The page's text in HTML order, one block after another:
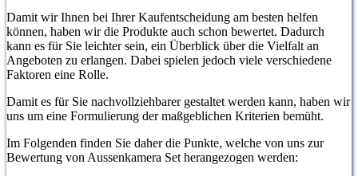
Damit wir Ihnen bei Ihrer Kaufentscheidung am besten helfen
können, haben wir die Produkte auch schon bewertet. Dadurch
kann es für Sie leichter sein, ein Überblick über die Vielfalt an
Angeboten zu erlangen. Dabei spielen jedoch viele verschiedene
Faktoren eine Rolle.
Damit es für Sie nachvollziehbarer gestaltet werden kann, haben wir
uns um eine Formulierung der maßgeblichen Kriterien bemüht.
Im Folgenden finden Sie daher die Punkte, welche von uns zur
Bewertung von Aussenkamera Set herangezogen werden: